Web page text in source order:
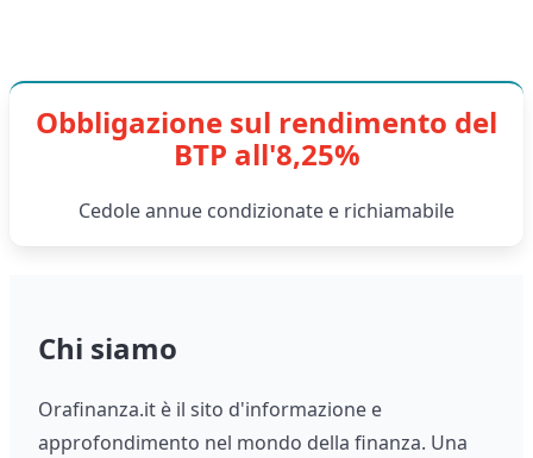
Obbligazione sul rendimento del
BTP all'8,25%
Cedole annue condizionate e richiamabile
Chi siamo
Orafinanza.it è il sito d'informazione e
approfondimento nel mondo della finanza. Una